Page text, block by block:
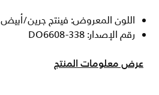
اللون المعروض: فينتج جرين/أبيض
رقم الإصدار: DO6608-338
عرض معلومات المنتج